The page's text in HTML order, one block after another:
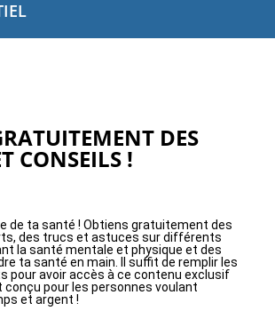
DES
CONSEILS !
de ta santé ! Obtiens gratuitement des
des trucs et astuces sur différents
la santé mentale et physique et des
ta santé en main. Il suffit de remplir les
pour avoir accès à ce contenu exclusif
pour les personnes voulant
et argent !